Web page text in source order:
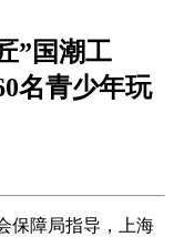
”国潮工
名青少年玩
保障局指导，上海